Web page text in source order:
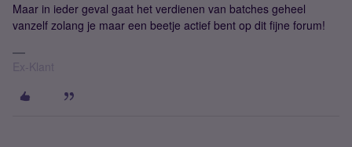
Maar in ieder geval gaat het verdienen van batches geheel
vanzelf zolang je maar een beetje actief bent op dit fijne forum!
Ex-Klant